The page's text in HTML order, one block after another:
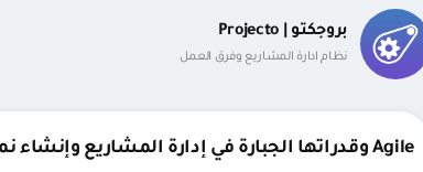
بروجكتو | Projecto
نظام ادارة المشاريع وفرق العمل
Agile وقدراتها الجبارة في إدارة المشاريع وإنشاء نموذج العمل التجاري الأمثل